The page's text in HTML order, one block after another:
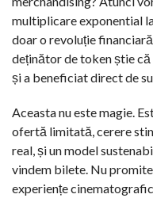
multiplicare exponential
doar o revoluție
deținător de token știe
și a beneficiat direct de
Aceasta nu este magie.
ofertă limitată, cerere
real, și un model
vindem bilete. Nu
experiențe